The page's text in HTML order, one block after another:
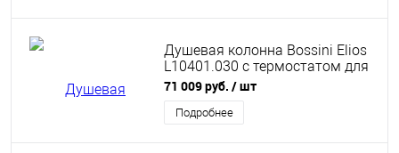
Душевая колонна Bossini Elios
L10401.030 с термостатом для
душа, верхним и ручным
душем и шлангом, хром
71 009 руб. / шт
Подробнее